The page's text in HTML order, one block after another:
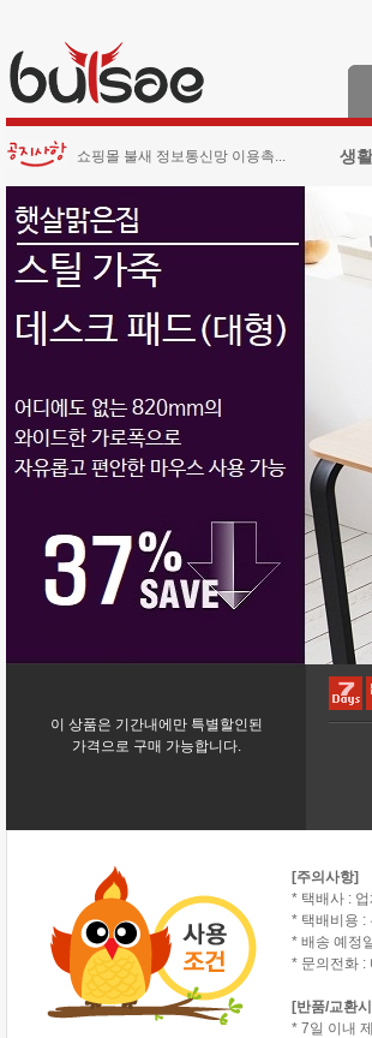
쇼핑몰 불새 정보통신망 이용촉... 생
이 상품은 기간내에만 특별할인된
가격으로 구매 가능합니다.
[주의사항]
* 택배사 :
* 택배비용 :
* 배송 예정
* 문의전화 :
[반품/교환
* 7일 이내